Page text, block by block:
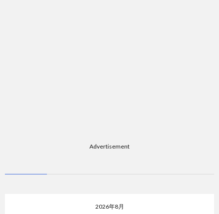
Advertisement
2026年8月